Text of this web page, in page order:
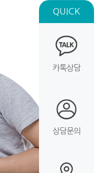
QUICK
카톡상담
상담문의